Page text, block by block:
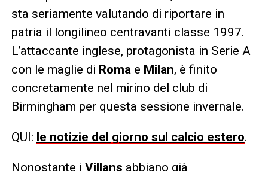
sta seriamente valutando di riportare in
patria il longilineo centravanti classe 1997.
L’attaccante inglese, protagonista in Serie A
con le maglie di Roma e Milan, è finito
concretamente nel mirino del club di
Birmingham per questa sessione invernale.
QUI: le notizie del giorno sul calcio estero.
Nonostante i Villans abbiano già